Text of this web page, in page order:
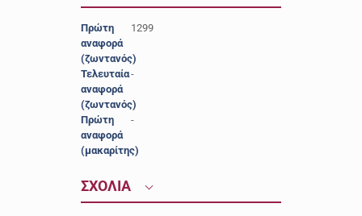
Πρώτη
αναφορά
(ζωντανός)
1299
Τελευταία
αναφορά
(ζωντανός)
-
Πρώτη
αναφορά
(μακαρίτης)
-
ΣΧΟΛΙΑ